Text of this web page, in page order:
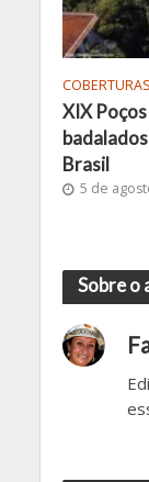
COBERTURAS
XIX
Brasil
5 de
Sobre o